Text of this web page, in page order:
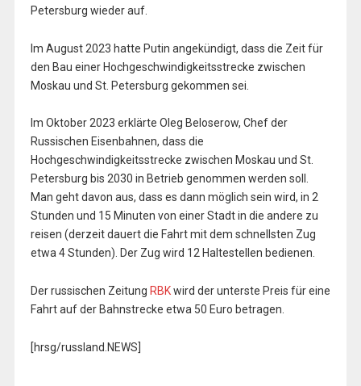
Petersburg wieder auf.
Im August 2023 hatte Putin angekündigt, dass die Zeit für
den Bau einer Hochgeschwindigkeitsstrecke zwischen
Moskau und St. Petersburg gekommen sei.
Im Oktober 2023 erklärte Oleg Beloserow, Chef der
Russischen Eisenbahnen, dass die
Hochgeschwindigkeitsstrecke zwischen Moskau und St.
Petersburg bis 2030 in Betrieb genommen werden soll.
Man geht davon aus, dass es dann möglich sein wird, in 2
Stunden und 15 Minuten von einer Stadt in die andere zu
reisen (derzeit dauert die Fahrt mit dem schnellsten Zug
etwa 4 Stunden). Der Zug wird 12 Haltestellen bedienen.
Der russischen Zeitung RBKwird der unterste Preis für eine
Fahrt auf der Bahnstrecke etwa 50 Euro betragen.
[hrsg/russland.NEWS]